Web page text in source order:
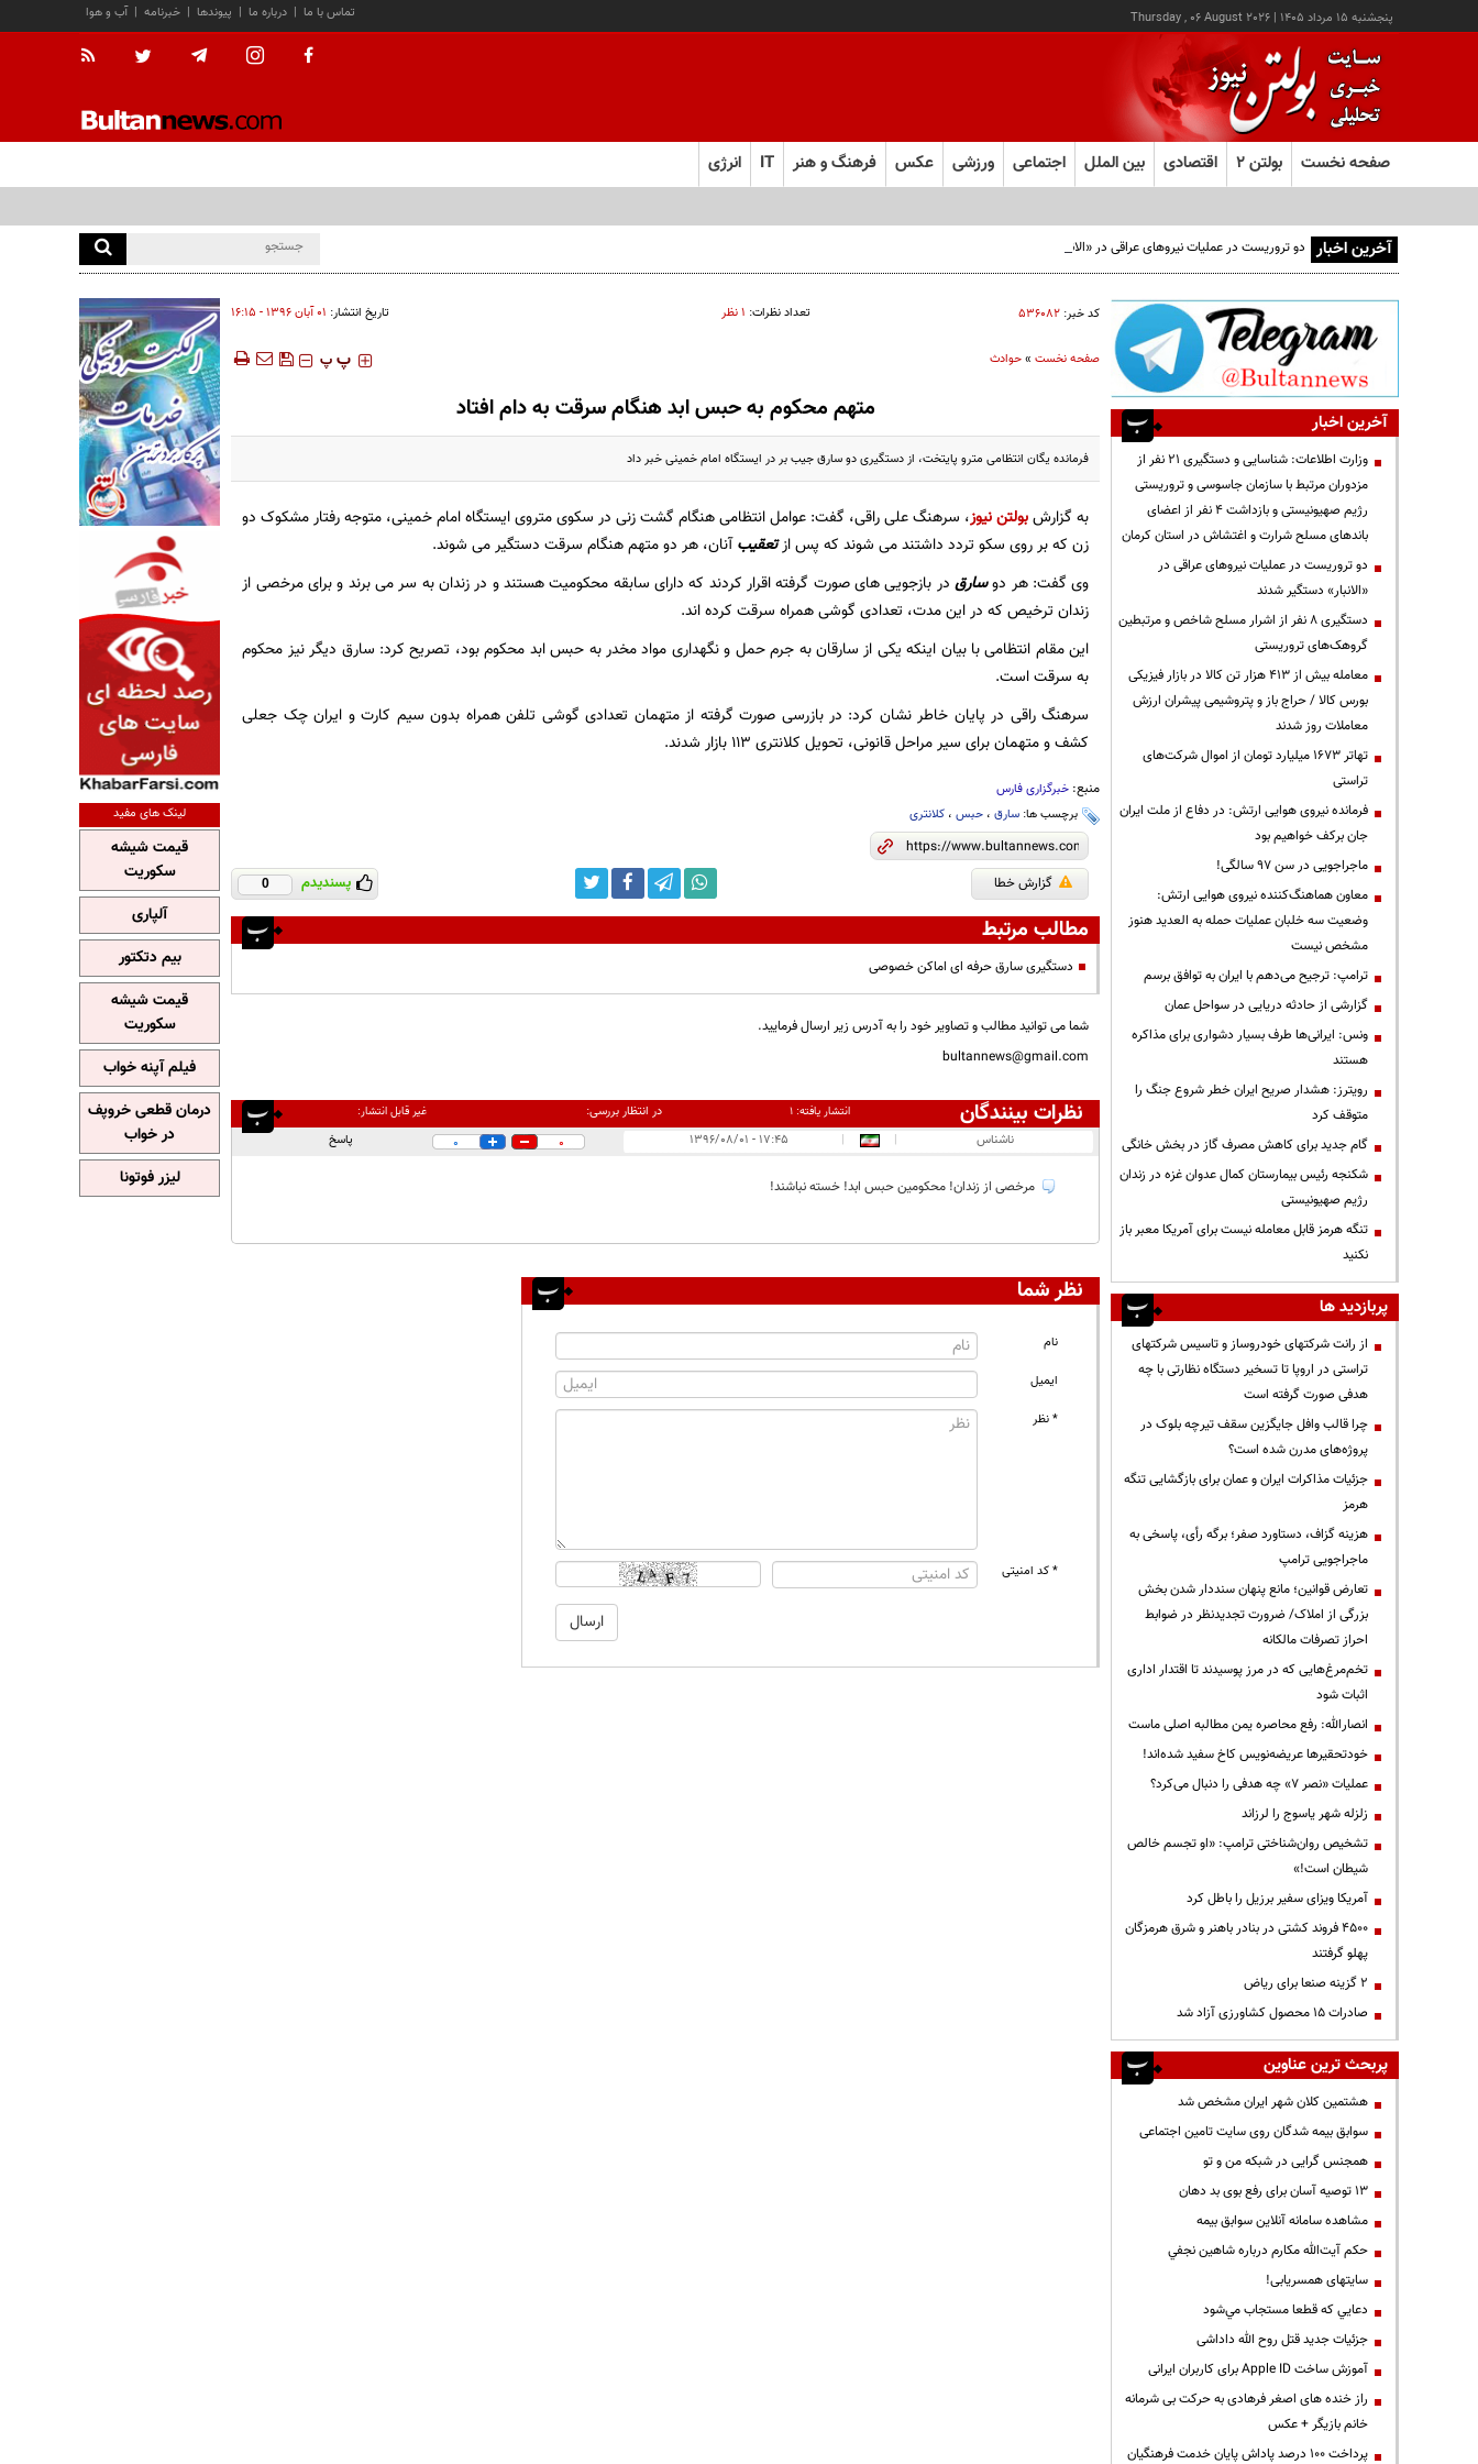
پنجشنبه ۱۵ مرداد ۱۴۰۵ |
Thursday , 06 August 2026 آب و هوا | خبرنامه | پیوندها | درباره ما | تماس با ما
صفحه نخست بولتن ۲ اقتصادی بین الملل اجتماعی ورزشی عکس فرهنگ و هنر IT انرژی
آخرین اخبار دو تروریست در عملیات نیروهای عراقی در «الانبار» دستگیر شدند
کد خبر: ۵۳۶۰۸۲ تعداد نظرات: ۱ نظر تاریخ انتشار: ۰۱ آبان ۱۳۹۶ - ۱۶:۱۵
صفحه نخست»حوادث ‍‍‍ پ پ
متهم محکوم به حبس ابد هنگام سرقت به دام افتاد
فرمانده یگان انتظامی مترو پایتخت، از دستگیری دو سارق جیب بر در ایستگاه امام خمینی خبر داد
به گزارشبولتن نیوز، سرهنگ علی راقی، گفت: عوامل انتظامی هنگام گشت زنی در سکوی متروی ایستگاه امام خمینی، متوجه رفتار مشکوک دو
زن که بر روی سکو تردد داشتند می شوند که پس ازتعقیبآنان، هر دو متهم هنگام سرقت دستگیر می شوند.
وی گفت: هر دوسارق در بازجویی های صورت گرفته اقرار کردند که دارای سابقه محکومیت هستند و در زندان به سر می برند و برای مرخصی از
زندان ترخیص که در این مدت، تعدادی گوشی همراه سرقت کرده اند.
این مقام انتظامی با بیان اینکه یکی از سارقان به جرم حمل و نگهداری مواد مخدر به حبس ابد محکوم بود، تصریح کرد: سارق دیگر نیز محکوم
به سرقت است.
سرهنگ راقی در پایان خاطر نشان کرد: در بازرسی صورت گرفته از متهمان تعدادی گوشی تلفن همراه بدون سیم کارت و ایران چک جعلی
کشف و متهمان برای سیر مراحل قانونی، تحویل کلانتری 113 بازار شدند.
منبع: خبرگزاری فارس
برچسب ها: سارق، حبس، کلانتری
گزارش خطا پسندیدم 0
مطالب مرتبط
دستگیری سارق حرفه ای اماکن خصوصی
شما می توانید مطالب و تصاویر خود را به آدرس زیر ارسال فرمایید.
bultannews@gmail.com
نظرات بینندگان انتشار یافته:۱ در انتظار بررسی: غیر قابل انتشار:
ناشناس |
| ۱۷:۴۵ - ۱۳۹۶/۰۸/۰۱ 0
0 پاسخ
مرخصی از زندان! محکومین حبس ابد! خسته نباشند!
نظر شما
نام
ایمیل
* نظر
* کد امنیتی
آخرین اخبار
وزارت اطلاعات: شناسایی و دستگیری ۲۱ نفر از
مزدوران مرتبط با سازمان جاسوسی و تروریستی
رژیم صهیونیستی و بازداشت ۴ نفر از اعضای
باندهای مسلح شرارت و اغتشاش در استان کرمان
دو تروریست در عملیات نیروهای عراقی در
«الانبار» دستگیر شدند
دستگیری ۸ نفر از اشرار مسلح شاخص و مرتبطین
گروهک‌های تروریستی
معامله بیش از ۴۱۳ هزار تن کالا در بازار فیزیکی
بورس کالا / حراج باز و پتروشیمی پیشران ارزش
معاملات روز شدند
تهاتر ۱۶۷۳ میلیارد تومان از اموال شرکت‌های
تراستی
فرمانده نیروی هوایی ارتش: در دفاع از ملت ایران
جان برکف خواهیم بود
ماجراجویی در سن ۹۷ سالگی!
معاون هماهنگ‌کننده نیروی هوایی ارتش:
وضعیت سه خلبان عملیات حمله به العدید هنوز
مشخص نیست
ترامپ: ترجیح می‌دهم با ایران به توافق برسم
گزارشی از حادثه دریایی در سواحل عمان
ونس: ایرانی‌ها طرف بسیار دشواری برای مذاکره
هستند
رویترز: هشدار صریح ایران خطر شروع جنگ را
متوقف کرد
گام جدید برای کاهش مصرف گاز در بخش خانگی
شکنجه رئیس بیمارستان کمال عدوان غزه در زندان
رژیم صهیونیستی
تنگه هرمز قابل معامله نیست برای آمریکا معبر باز
نکنید
پربازدید ها
از رانت‌ شرکتهای خودروساز و تاسیس شرکتهای
تراستی در اروپا تا تسخیر دستگاه نظارتی با چه
هدفی صورت گرفته است
چرا قالب وافل جایگزین سقف تیرچه بلوک در
پروژه‌های مدرن شده است؟
جزئیات مذاکرات ایران و عمان برای بازگشایی تنگه
هرمز
هزینه گزاف، دستاورد صفر؛ برگه رأی، پاسخی به
ماجراجویی ترامپ
تعارض قوانین؛ مانع پنهان سنددار شدن بخش
بزرگی از املاک/ ضرورت تجدیدنظر در ضوابط
احراز تصرفات مالکانه
تخم‌مرغ‌هایی که در مرز پوسیدند تا اقتدار اداری
اثبات شود
انصارالله: رفع محاصره یمن مطالبه اصلی ماست
خودتحقیرها عریضه‌نویس کاخ سفید شده‌اند!
عملیات «نصر ۷» چه هدفی را دنبال می‌کرد؟
زلزله شهر یاسوج را لرزاند
تشخیص روان‌شناختی ترامپ: «او تجسم خالص
شیطان است!»
آمریکا ویزای سفیر برزیل را باطل کرد
۴۵۰۰ فروند کشتی در بنادر باهنر و شرق هرمزگان
پهلو گرفتند
۲ گزینه صنعا برای ریاض
صادرات ۱۵ محصول کشاورزی آزاد شد
پربحث ترین عناوین
هشتمین کلان شهر ایران مشخص شد
سوابق بیمه شدگان روی سایت تامین اجتماعی
همجنس گرایی در شبکه من و تو
13 توصیه آسان برای رفع بوی بد دهان
مشاهده سامانه آنلاين سوابق بیمه
حكم آيت‌الله مكارم درباره شاهين نجفي
سایتهای همسریابی!
دعايي كه قطعا مستجاب مي‌شود
جزئیات جدید قتل روح الله داداشی
آموزش ساخت Apple ID برای کاربران ایرانی
راز خنده های اصغر فرهادی به حرکت بی شرمانه
خانم بازیگر + عکس
پرداخت ۱۰۰ درصد پاداش پایان خدمت فرهنگیان
لینک های مفید
قیمت شیشه
سکوریت
آلپاری
بیم دتکتور
قیمت شیشه
سکوریت
فیلم آپنه خواب
درمان قطعی خروپف
در خواب
لیزر فوتونا